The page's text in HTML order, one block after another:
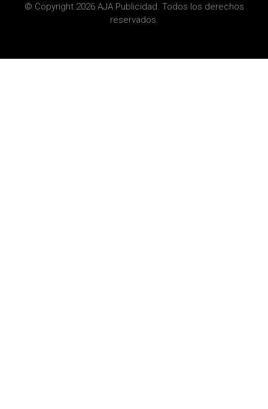
© Copyright 2026 AJA Publicidad. Todos los derechos
reservados.